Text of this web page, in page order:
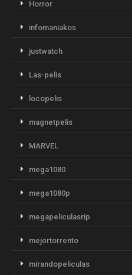
Horror
infomaniakos
justwatch
Las-pelis
locopelis
magnetpelis
MARVEL
mega1080
mega1080p
megapeliculasrip
mejortorrento
mirandopeliculas